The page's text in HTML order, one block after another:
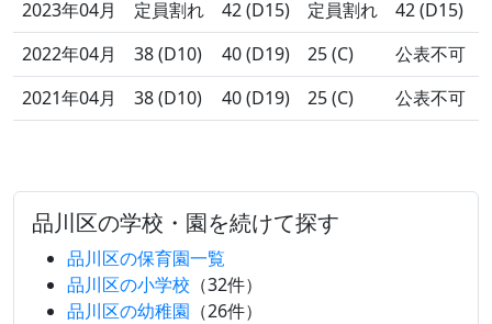
2023年04月 定員割れ 42 (D15) 定員割れ 42 (D15)
2022年04月
38 (D10) 40 (D19) 25 (C) 公表不可
2021年04月
38 (D10) 40 (D19) 25 (C) 公表不可
品川区の学校・園を続けて探す
品川区の保育園一覧
品川区の小学校 （32件）
品川区の幼稚園 （26件）